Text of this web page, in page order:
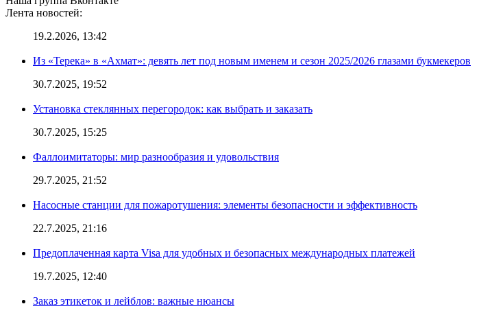
Лента новостей:
19.2.2026, 13:42
Из «Терека» в «Ахмат»: девять лет под новым именем и сезон 2025/2026 глазами букмекеров
30.7.2025, 19:52
Установка стеклянных перегородок: как выбрать и заказать
30.7.2025, 15:25
Фаллоимитаторы: мир разнообразия и удовольствия
29.7.2025, 21:52
Насосные станции для пожаротушения: элементы безопасности и эффективность
22.7.2025, 21:16
Предоплаченная карта Visa для удобных и безопасных международных платежей
19.7.2025, 12:40
Заказ этикеток и лейблов: важные нюансы